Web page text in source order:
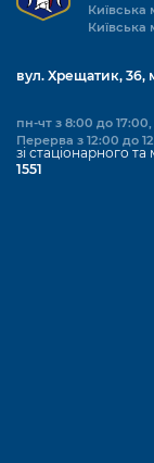
Київська
Київська
вул. Хрещатик, 36,
пн-чт з 8:00 до
Перерва з 12:00 до
зі стаціонарного
1551